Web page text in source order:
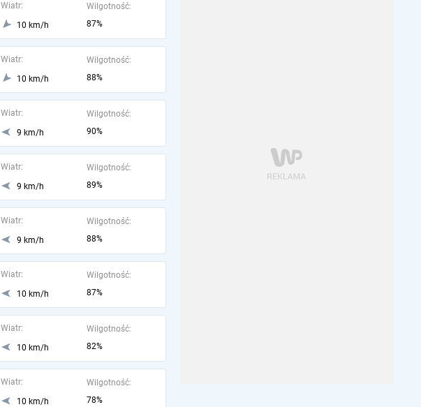
Wiatr:
10 km/h
Wilgotność:
87%
Wiatr:
10 km/h
Wilgotność:
88%
Wiatr:
9 km/h
Wilgotność:
90%
Wiatr:
9 km/h
Wilgotność:
89%
Wiatr:
9 km/h
Wilgotność:
88%
Wiatr:
10 km/h
Wilgotność:
87%
Wiatr:
10 km/h
Wilgotność:
82%
Wiatr:
10 km/h
Wilgotność:
78%